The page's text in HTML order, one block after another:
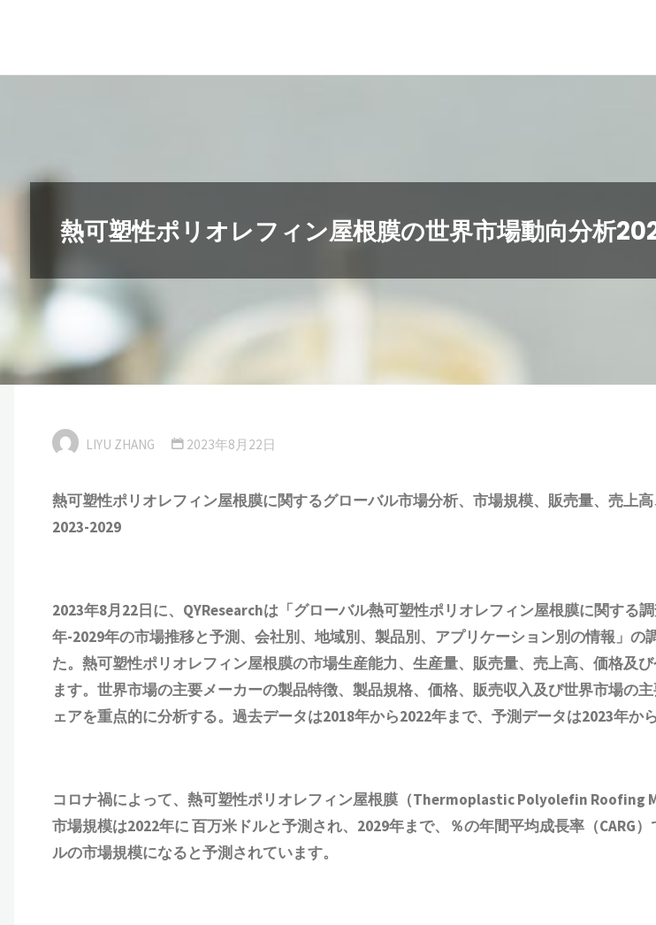
熱可塑性ポリオレフィン屋根膜の世界市場動向分析
LIYU ZHANG 2023年8月22日
熱可塑性ポリオレフィン屋根膜に関するグローバル市場分析、市場規模、販売量、売上
2023-2029
2023年8月22日に、QYResearchは「グローバル熱可塑性ポリオレフィン屋根膜に関する
年-2029年の市場推移と予測、会社別、地域別、製品別、アプリケーション別の情報 」の
た。熱可塑性ポリオレフィン屋根膜の市場生産能力、生産量、販売量、売上高、価格及
ます。世界市場の主要メーカーの製品特徴、製品規格、価格、販売収入及び世界市場の
ェアを重点的に分析する。過去データは2018年から2022年まで、予測データは2023年か
コロナ禍によって、熱可塑性ポリオレフィン屋根膜（Thermoplastic Polyolefin Roofing
市場規模は2022年に 百万米ドルと予測され、2029年まで、％の年間平均成長率（CARG
ルの市場規模になると予測されています。